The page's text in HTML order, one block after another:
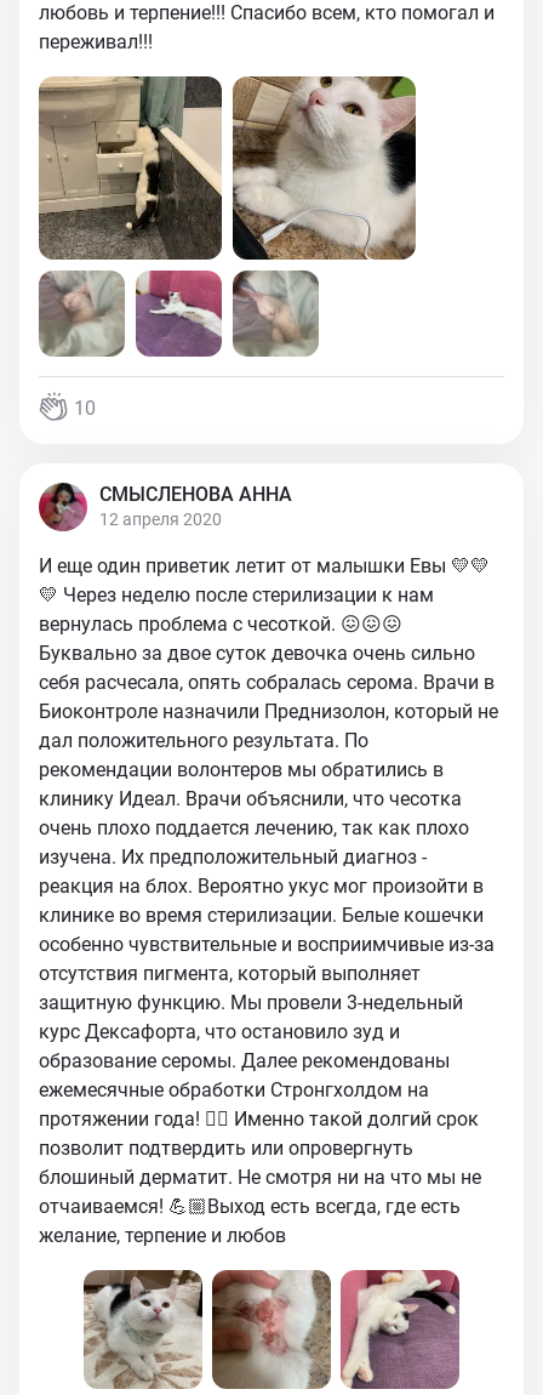
любовь и терпение!!! Спасибо всем, кто помогал и
переживал!!!
10
СМЫСЛЕНОВА АННА
12 апреля 2020
И еще один приветик летит от малышки Евы 💛💛
💛 Через неделю после стерилизации к нам
вернулась проблема с чесоткой. 😖😖😖
Буквально за двое суток девочка очень сильно
себя расчесала, опять собралась серома. Врачи в
Биоконтроле назначили Преднизолон, который не
дал положительного результата. По
рекомендации волонтеров мы обратились в
клинику Идеал. Врачи объяснили, что чесотка
очень плохо поддается лечению, так как плохо
изучена. Их предположительный диагноз -
реакция на блох. Вероятно укус мог произойти в
клинике во время стерилизации. Белые кошечки
особенно чувствительные и восприимчивые из-за
отсутствия пигмента, который выполняет
защитную функцию. Мы провели 3-недельный
курс Дексафорта, что остановило зуд и
образование серомы. Далее рекомендованы
ежемесячные обработки Стронгхолдом на
протяжении года! ☝🏼 Именно такой долгий срок
позволит подтвердить или опровергнуть
блошиный дерматит. Не смотря ни на что мы не
отчаиваемся! 💪🏼Выход есть всегда, где есть
желание, терпение и любов